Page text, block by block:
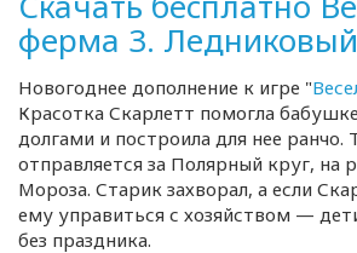
ферма 3.
Новогоднее дополнение к игре "
Красотка Скарлетт помогла
долгами и построила для нее ранчо.
отправляется за Полярный круг, на
Мороза. Старик захворал, а если
ему управиться с хозяйством —
без праздника.